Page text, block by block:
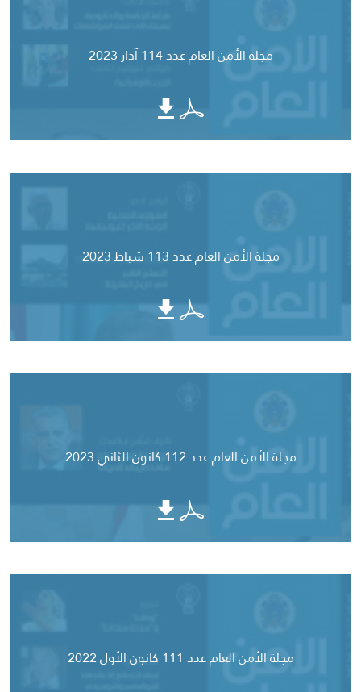
مجلة الأمن العام عدد 114 آذار 2023
مجلة الأمن العام عدد 113 شباط 2023
مجلة الأمن العام عدد 112 كانون الثاني 2023
مجلة الأمن العام عدد 111 كانون الأول 2022